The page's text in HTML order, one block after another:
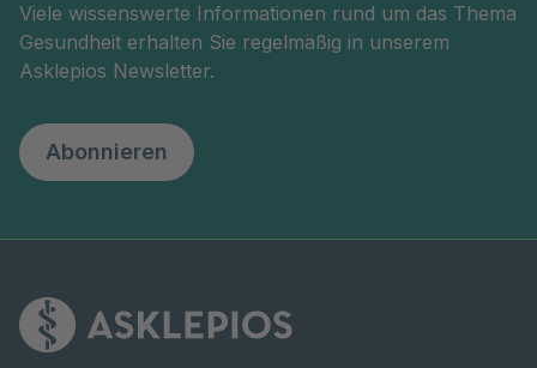
Viele wissenswerte Informationen rund um das Thema
Gesundheit erhalten Sie regelmäßig in unserem
Asklepios Newsletter.
Abonnieren